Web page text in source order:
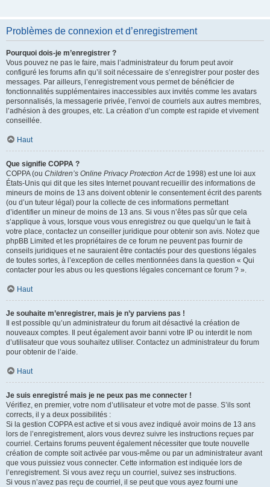
Problèmes de connexion et d’enregistrement
Pourquoi dois-je m’enregistrer ?
Vous pouvez ne pas le faire, mais l’administrateur du forum peut avoir
configuré les forums afin qu’il soit nécessaire de s’enregistrer pour poster des
messages. Par ailleurs, l’enregistrement vous permet de bénéficier de
fonctionnalités supplémentaires inaccessibles aux invités comme les avatars
personnalisés, la messagerie privée, l’envoi de courriels aux autres membres,
l’adhésion à des groupes, etc. La création d’un compte est rapide et vivement
conseillée.
Haut
Que signifie COPPA ?
COPPA (ou Children’s Online Privacy Protection Actde 1998) est une loi aux
États-Unis qui dit que les sites Internet pouvant recueillir des informations de
mineurs de moins de 13 ans doivent obtenir le consentement écrit des parents
(ou d’un tuteur légal) pour la collecte de ces informations permettant
d’identifier un mineur de moins de 13 ans. Si vous n’êtes pas sûr que cela
s’applique à vous, lorsque vous vous enregistrez ou que quelqu’un le fait à
votre place, contactez un conseiller juridique pour obtenir son avis. Notez que
phpBB Limited et les propriétaires de ce forum ne peuvent pas fournir de
conseils juridiques et ne sauraient être contactés pour des questions légales
de toutes sortes, à l’exception de celles mentionnées dans la question « Qui
contacter pour les abus ou les questions légales concernant ce forum ? ».
Haut
Je souhaite m’enregistrer, mais je n’y parviens pas !
Il est possible qu’un administrateur du forum ait désactivé la création de
nouveaux comptes. Il peut également avoir banni votre IP ou interdit le nom
d’utilisateur que vous souhaitez utiliser. Contactez un administrateur du forum
pour obtenir de l’aide.
Haut
Je suis enregistré mais je ne peux pas me connecter !
Vérifiez, en premier, votre nom d’utilisateur et votre mot de passe. S’ils sont
corrects, il y a deux possibilités :
Si la gestion COPPA est active et si vous avez indiqué avoir moins de 13 ans
lors de l’enregistrement, alors vous devrez suivre les instructions reçues par
courriel. Certains forums peuvent également nécessiter que toute nouvelle
création de compte soit activée par vous-même ou par un administrateur avant
que vous puissiez vous connecter. Cette information est indiquée lors de
l’enregistrement. Si vous avez reçu un courriel, suivez ses instructions.
Si vous n’avez pas reçu de courriel, il se peut que vous ayez fourni une